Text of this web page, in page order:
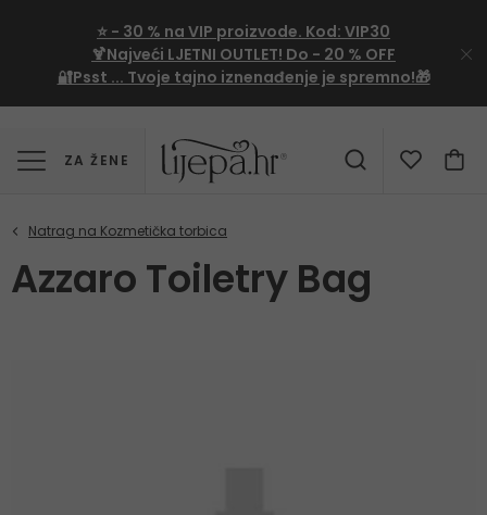
⭐ - 30 % na VIP proizvode. Kod: VIP30
🍹Najveći LJETNI OUTLET! Do - 20 % OFF
🔐Psst ... Tvoje tajno iznenađenje je spremno!🎁
ZA ŽENE
Azzaro Toiletry Bag